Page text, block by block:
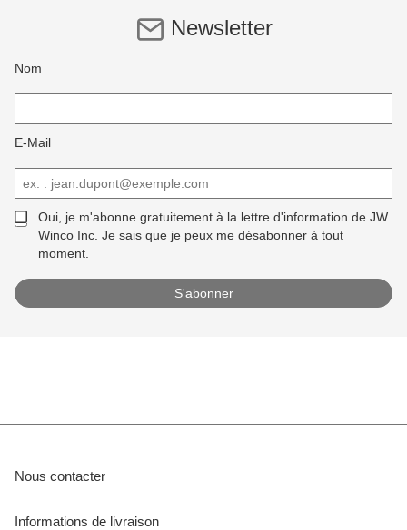
Newsletter
Nom
E-Mail
Oui, je m'abonne gratuitement à la lettre d'information de JW
Winco Inc. Je sais que je peux me désabonner à tout
moment.
Nous contacter
Informations de livraison